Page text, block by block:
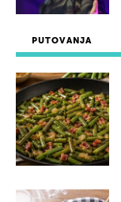
PUTOVANJA